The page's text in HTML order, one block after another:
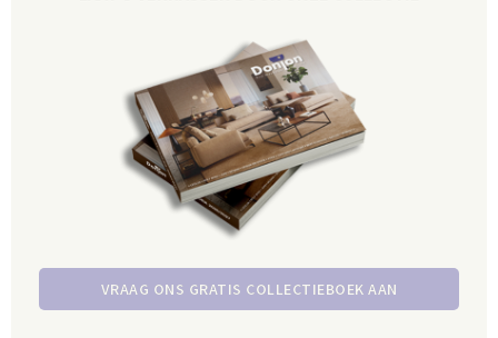
VRAAG ONS GRATIS COLLECTIEBOEK AAN